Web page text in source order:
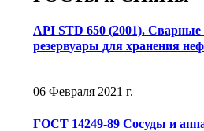
API STD 650 (2001). Сварные
резервуары для хранения
06 Февраля 2021 г.
ГОСТ 14249-89 Сосуды и